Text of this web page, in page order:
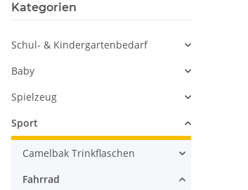
Kategorien
Schul- & Kindergartenbedarf
Baby
Spielzeug
Sport
Camelbak Trinkflaschen
Fahrrad